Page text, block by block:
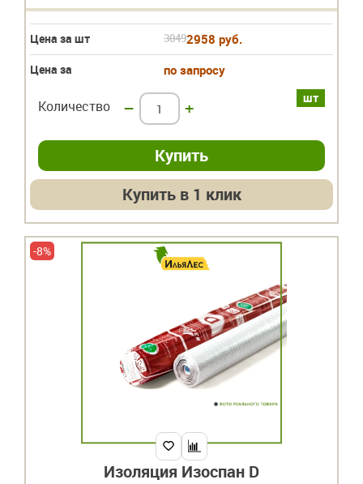
Цена за шт 30492958 руб.
Цена за по запросу
шт
Количество – +
Купить в 1 клик
-8%
Изоляция Изоспан D